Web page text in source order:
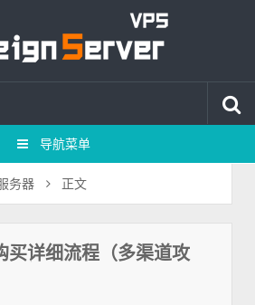
导航菜单
务器 正文
买详细流程（多渠道攻